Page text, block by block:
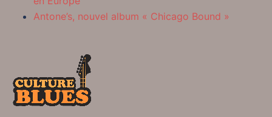
Antone’s, nouvel album « Chicago Bound »